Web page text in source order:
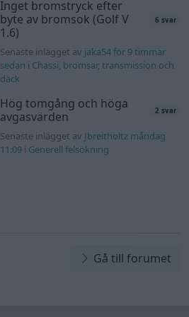
Inget bromstryck efter
byte av bromsok (Golf V
1.6)
6 svar
Senaste inlägget av jaka54 för 9 timmar
sedan i Chassi, bromsar, transmission och
däck
Hög tomgång och höga
avgasvärden
2 svar
Senaste inlägget av Jbreitholtz måndag
11:09i Generell felsökning
Gå till forumet